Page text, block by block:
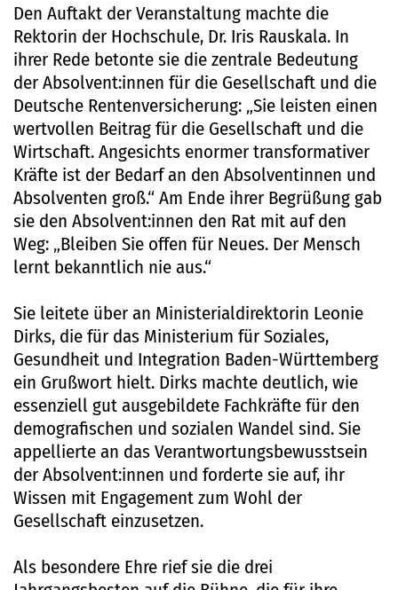
Den Auftakt der Veranstaltung machte die
Rektorin der Hochschule, Dr. Iris Rauskala. In
ihrer Rede betonte sie die zentrale Bedeutung
der Absolvent:innen für die Gesellschaft und die
Deutsche Rentenversicherung: „Sie leisten einen
wertvollen Beitrag für die Gesellschaft und die
Wirtschaft. Angesichts enormer transformativer
Kräfte ist der Bedarf an den Absolventinnen und
Absolventen groß.“ Am Ende ihrer Begrüßung gab
sie den Absolvent:innen den Rat mit auf den
Weg: „Bleiben Sie offen für Neues. Der Mensch
lernt bekanntlich nie aus.“
Sie leitete über an Ministerialdirektorin Leonie
Dirks, die für das Ministerium für Soziales,
Gesundheit und Integration Baden-Württemberg
ein Grußwort hielt. Dirks machte deutlich, wie
essenziell gut ausgebildete Fachkräfte für den
demografischen und sozialen Wandel sind. Sie
appellierte an das Verantwortungsbewusstsein
der Absolvent:innen und forderte sie auf, ihr
Wissen mit Engagement zum Wohl der
Gesellschaft einzusetzen.
Als besondere Ehre rief sie die drei